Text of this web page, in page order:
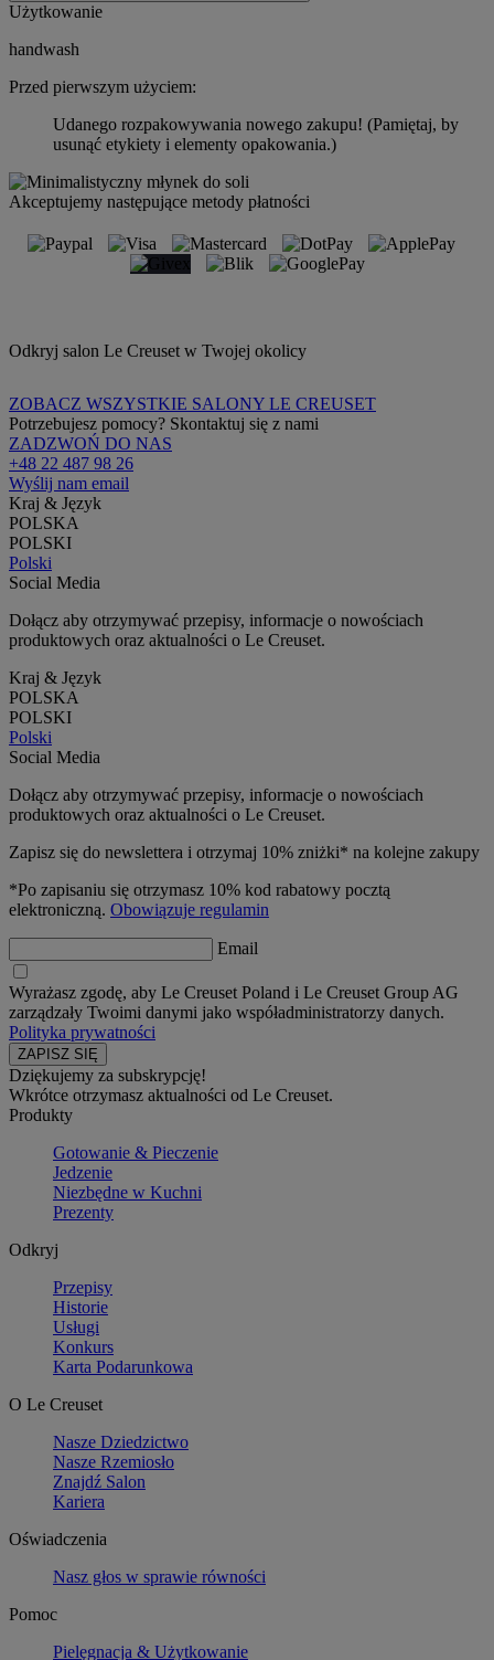
Użytkowanie
handwash
Przed pierwszym użyciem:
Udanego rozpakowywania nowego zakupu! (Pamiętaj, by
usunąć etykiety i elementy opakowania.)
Akceptujemy następujące metody płatności
Odkryj salon Le Creuset w Twojej okolicy
ZOBACZ WSZYSTKIE SALONY LE CREUSET
Potrzebujesz pomocy? Skontaktuj się z nami
ZADZWOŃ DO NAS
+48 22 487 98 26
Wyślij nam email
Kraj & Język
POLSKA
POLSKI
Polski
Social Media
Dołącz aby otrzymywać przepisy, informacje o nowościach
produktowych oraz aktualności o Le Creuset.
Kraj & Język
POLSKA
POLSKI
Polski
Social Media
Dołącz aby otrzymywać przepisy, informacje o nowościach
produktowych oraz aktualności o Le Creuset.
Zapisz się do newslettera i otrzymaj 10% zniżki* na kolejne zakupy
*Po zapisaniu się otrzymasz 10% kod rabatowy pocztą
elektroniczną. Obowiązuje regulamin
Email
Wyrażasz zgodę, aby Le Creuset Poland i Le Creuset Group AG
zarządzały Twoimi danymi jako współadministratorzy danych.
Polityka prywatności
Dziękujemy za subskrypcję!
Wkrótce otrzymasz aktualności od Le Creuset.
Produkty
Gotowanie & Pieczenie
Jedzenie
Niezbędne w Kuchni
Prezenty
Odkryj
Przepisy
Historie
Usługi
Konkurs
Karta Podarunkowa
O Le Creuset
Nasze Dziedzictwo
Nasze Rzemiosło
Znajdź Salon
Kariera
Oświadczenia
Nasz głos w sprawie równości
Pomoc
Pielęgnacja & Użytkowanie